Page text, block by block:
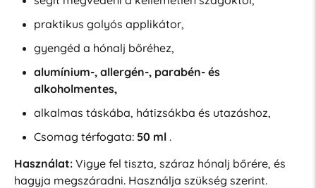
praktikus golyós applikátor,
gyengéd a hónalj bőréhez,
alumínium-, allergén-, parabén- és
alkoholmentes,
alkalmas táskába, hátizsákba és utazáshoz,
Csomag térfogata: 50 ml.
Használat:Vigye fel tiszta, száraz hónalj bőrére, és
hagyja megszáradni. Használja szükség szerint.